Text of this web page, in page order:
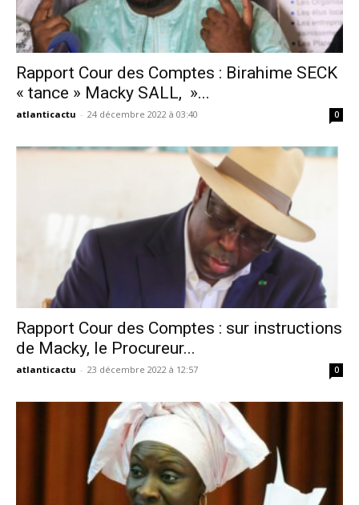
Rapport Cour des Comptes : Birahime SECK
« tance » Macky SALL, »...
atlanticactu - 24 décembre 2022 à 03:40 0
Rapport Cour des Comptes : sur instructions
de Macky, le Procureur...
atlanticactu - 23 décembre 2022 à 12:57 0